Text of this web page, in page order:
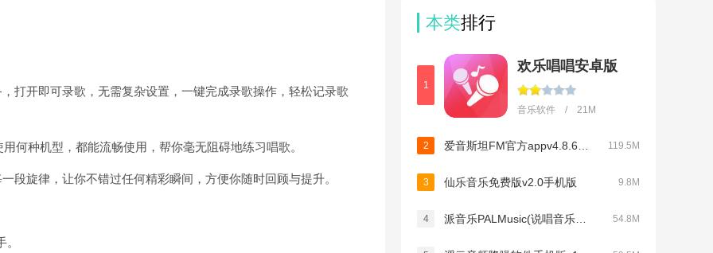
打开即可录歌，无需复杂设置，一键完成录歌操作，轻松记录歌
何种机型，都能流畅使用，帮你毫无阻碍地练习唱歌。
段旋律，让你不错过任何精彩瞬间，方便你随时回顾与提升。
本类排行
1
欢乐唱唱安卓版
音乐软件 / 21M
2 119.5M
3 仙乐音乐免费版v2.0手机版 9.8M
4 54.8M